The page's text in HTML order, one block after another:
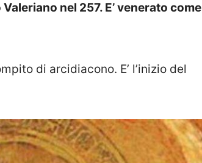
nel 257. E’ venerato come
di arcidiacono. E’ l’inizio del